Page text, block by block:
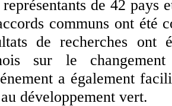
de 42 pays
communs ont été
de recherches ont
sur le
a également
développement vert.